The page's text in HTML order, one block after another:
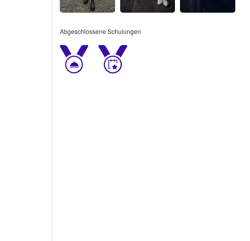
Abgeschlossene Schulungen